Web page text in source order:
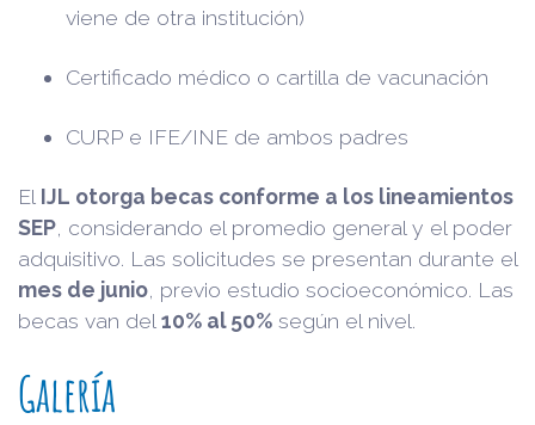
viene de otra institución)
Certificado médico o cartilla de vacunación
CURP e IFE/INE de ambos padres
El IJL otorga becas conforme a los lineamientos
SEP , considerando el promedio general y el poder
adquisitivo. Las solicitudes se presentan durante el
mes de junio , previo estudio socioeconómico. Las
becas van del 10% al 50% según el nivel.
Galería